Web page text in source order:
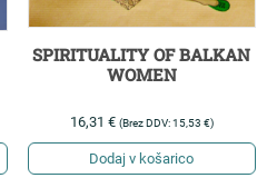
SPIRITUALITY OF BALKAN
WOMEN
16,31 € (Brez DDV:15,53 €)
Dodaj v košarico